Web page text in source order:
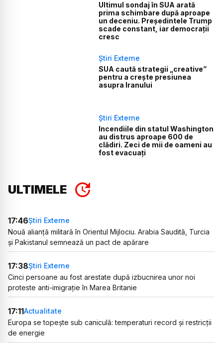
Ultimul sondaj în SUA arată
prima schimbare după aproape
un deceniu. Președintele Trump
scade constant, iar democrații
cresc
Știri Externe
SUA caută strategii „creative”
pentru a crește presiunea
asupra Iranului
Știri Externe
Incendiile din statul Washington
au distrus aproape 600 de
clădiri. Zeci de mii de oameni au
fost evacuați
ULTIMELE
17:46Știri Externe
Nouă alianță militară în Orientul Mijlociu. Arabia Saudită, Turcia
și Pakistanul semnează un pact de apărare
17:38Știri Externe
Cinci persoane au fost arestate după izbucnirea unor noi
proteste anti-imigrație în Marea Britanie
17:11Actualitate
Europa se topește sub caniculă: temperaturi record și restricții
de energie